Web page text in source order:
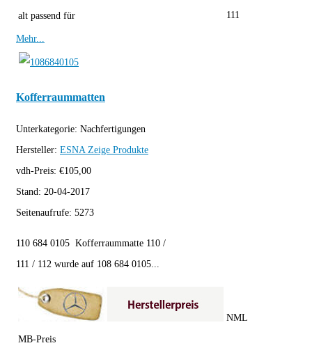
alt passend für
111
Mehr...
Kofferraummatten
Unterkategorie: Nachfertigungen
Hersteller: ESNA Zeige Produkte
vdh-Preis: €105,00
Stand: 20-04-2017
Seitenaufrufe: 5273
110 684 0105 Kofferraummatte 110 /
111 / 112 wurde auf 108 684 0105...
MB-Preis
NML